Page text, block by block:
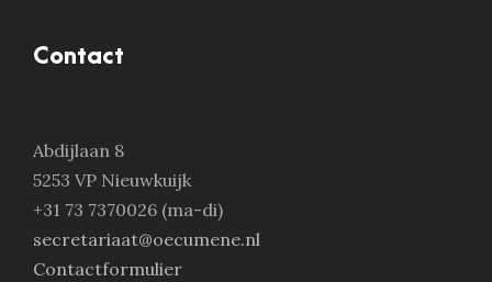
Contact
Abdijlaan 8
5253 VP Nieuwkuijk
+31 73 7370026 (ma-di)
secretariaat@oecumene.nl
Contactformulier